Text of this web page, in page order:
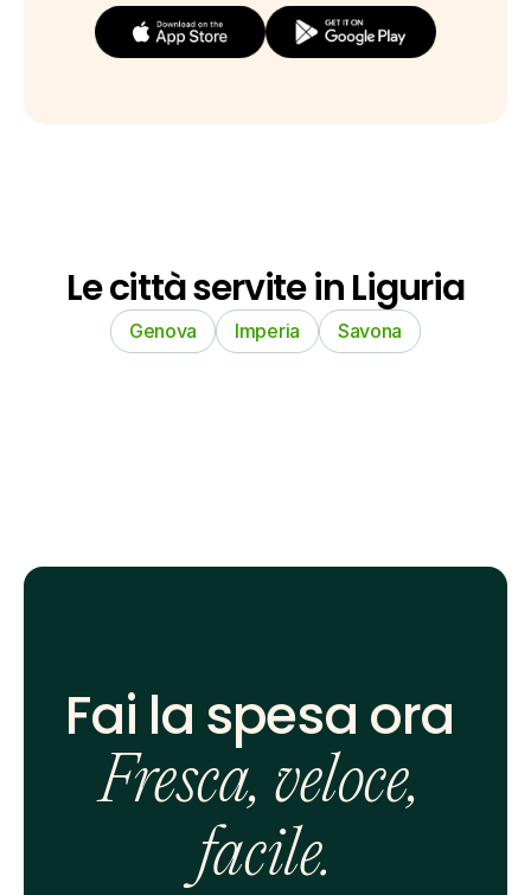
Le città servite in Liguria
Genova Imperia Savona
Fai la spesa ora
Fresca, veloce,
facile.